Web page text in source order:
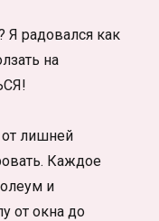
Я радовался как
на
от лишней
Каждое
и
от окна до